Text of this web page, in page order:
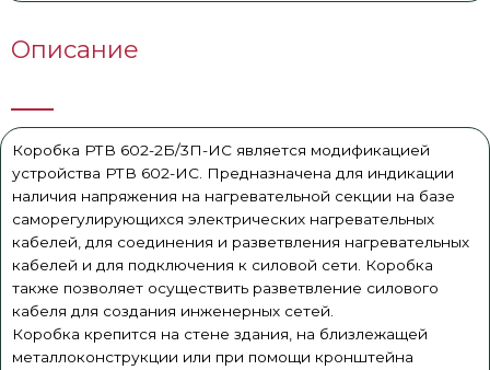
Описание
Коробка РТВ 602-2Б/3П-ИС является модификацией
устройства РТВ 602-ИС. Предназначена для индикации
наличия напряжения на нагревательной секции на базе
саморегулирующихся электрических нагревательных
кабелей, для соединения и разветвления нагревательных
кабелей и для подключения к силовой сети. Коробка
также позволяет осуществить разветвление силового
кабеля для создания инженерных сетей.
Коробка крепится на стене здания, на близлежащей
металлоконструкции или при помощи кронштейна